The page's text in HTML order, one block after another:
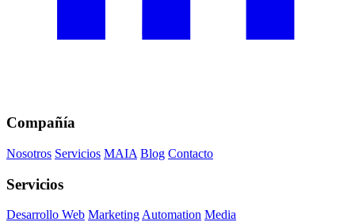
Compañía
Nosotros Servicios MAIA Blog Contacto
Servicios
Desarrollo Web MarketingAutomation Media